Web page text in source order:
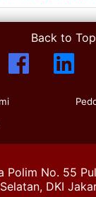
Back to Top
Polim No. 55
DKI